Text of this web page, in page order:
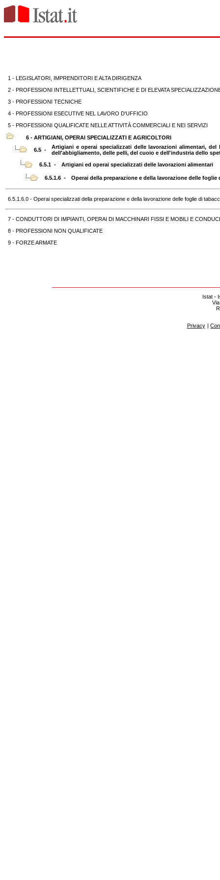
1 - LEGISLATORI, IMPRENDITORI E ALTA DIRIGENZA
2 - PROFESSIONI INTELLETTUALI, SCIENTIFICHE E DI ELEVATA
3 - PROFESSIONI TECNICHE
4 - PROFESSIONI ESECUTIVE NEL LAVORO D'UFFICIO
5 - PROFESSIONI QUALIFICATE NELLE ATTIVITÀ COMMERCIALI E NEI SERVIZI
6 - ARTIGIANI, OPERAI SPECIALIZZATI E AGRICOLTORI
6.5 -
Artigiani e operai specializzati delle lavorazioni alimentari, del
dell'abbigliamento, delle pelli, del cuoio e dell'industria dello
6.5.1 -
Artigiani ed operai specializzati delle lavorazioni alimentari
6.5.1.6 - Operai della preparazione e della lavorazione delle foglie
6.5.1.6.0 - Operai specializzati della preparazione e della lavorazione delle foglie di
7 - CONDUTTORI DI IMPIANTI, OPERAI DI MACCHINARI FISSI E MOBILI E
8 - PROFESSIONI NON QUALIFICATE
9 - FORZE ARMATE
Istat -
Privacy |